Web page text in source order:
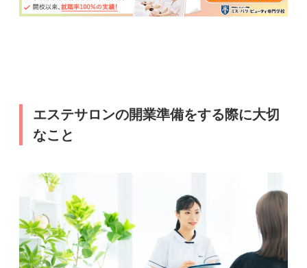
エステサロンの開業準備をする際に大切
なこと